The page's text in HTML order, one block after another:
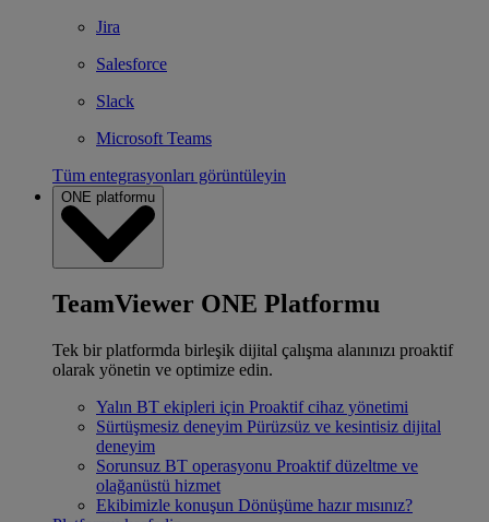
Jira
Salesforce
Slack
Microsoft Teams
Tüm entegrasyonları görüntüleyin
ONE platformu
TeamViewer ONE Platformu
Tek bir platformda birleşik dijital çalışma alanınızı proaktif
olarak yönetin ve optimize edin.
Yalın BT ekipleri için Proaktif cihaz yönetimi
Sürtüşmesiz deneyim Pürüzsüz ve kesintisiz dijital
deneyim
Sorunsuz BT operasyonu Proaktif düzeltme ve
olağanüstü hizmet
Ekibimizle konuşun Dönüşüme hazır mısınız?